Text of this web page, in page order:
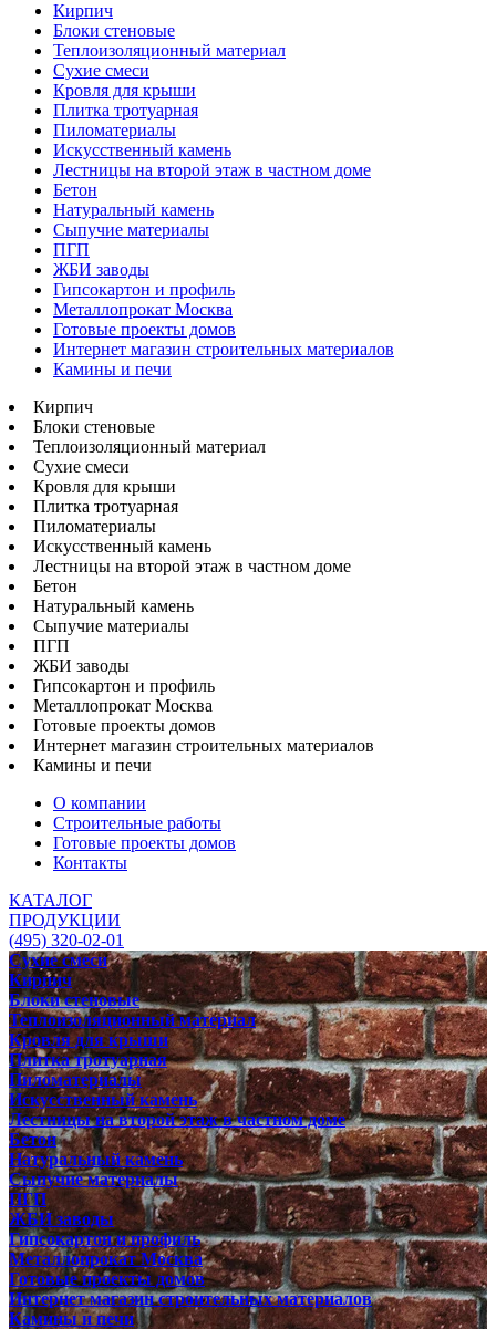
Кирпич
Блоки стеновые
Теплоизоляционный материал
Сухие смеси
Кровля для крыши
Плитка тротуарная
Пиломатериалы
Искусственный камень
Лестницы на второй этаж в частном доме
Бетон
Натуральный камень
Сыпучие материалы
ПГП
ЖБИ заводы
Гипсокартон и профиль
Металлопрокат Москва
Готовые проекты домов
Интернет магазин строительных материалов
Камины и печи
Кирпич
Блоки стеновые
Теплоизоляционный материал
Сухие смеси
Кровля для крыши
Плитка тротуарная
Пиломатериалы
Искусственный камень
Лестницы на второй этаж в частном доме
Бетон
Натуральный камень
Сыпучие материалы
ПГП
ЖБИ заводы
Гипсокартон и профиль
Металлопрокат Москва
Готовые проекты домов
Интернет магазин строительных материалов
Камины и печи
О компании
Строительные работы
Готовые проекты домов
Контакты
КАТАЛОГ
ПРОДУКЦИИ
(495) 320-02-01
Сухие смеси
Кирпич
Блоки стеновые
Теплоизоляционный материал
Кровля для крыши
Плитка тротуарная
Пиломатериалы
Искусственный камень
Лестницы на второй этаж в частном доме
Бетон
Натуральный камень
Сыпучие материалы
ПГП
ЖБИ заводы
Гипсокартон и профиль
Металлопрокат Москва
Готовые проекты домов
Интернет магазин строительных материалов
Камины и печи